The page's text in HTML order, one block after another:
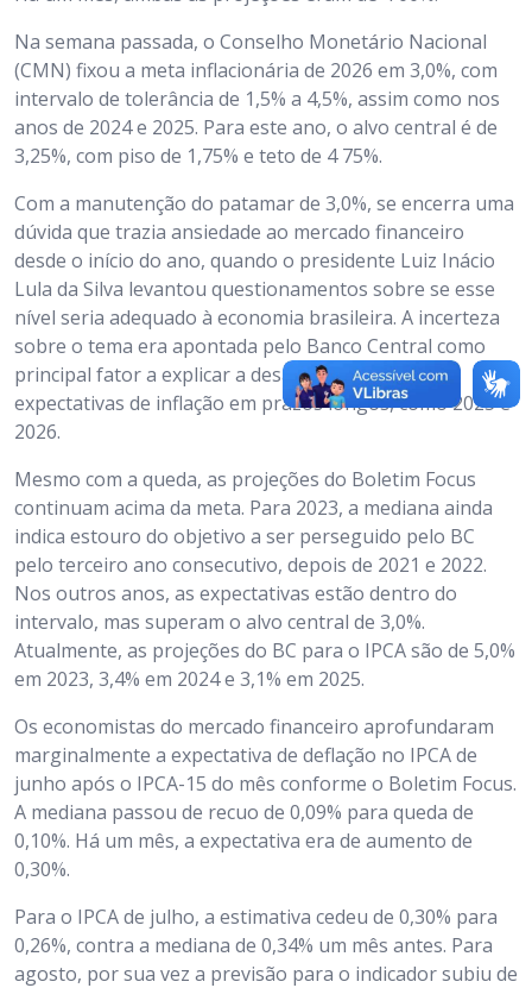
Na semana passada, o Conselho Monetário Nacional
(CMN) fixou a meta inflacionária de 2026 em 3,0%, com
intervalo de tolerância de 1,5% a 4,5%, assim como nos
anos de 2024 e 2025. Para este ano, o alvo central é de
3,25%, com piso de 1,75% e teto de 4 75%.
Com a manutenção do patamar de 3,0%, se encerra uma
dúvida que trazia ansiedade ao mercado financeiro
desde o início do ano, quando o presidente Luiz Inácio
Lula da Silva levantou questionamentos sobre se esse
nível seria adequado à economia brasileira. A incerteza
sobre o tema era apontada pelo Banco Central como
principal fator a explicar a desancoragem das
expectativas de inflação em prazos longos, como 2025 e
2026.
Mesmo com a queda, as projeções do Boletim Focus
continuam acima da meta. Para 2023, a mediana ainda
indica estouro do objetivo a ser perseguido pelo BC
pelo terceiro ano consecutivo, depois de 2021 e 2022.
Nos outros anos, as expectativas estão dentro do
intervalo, mas superam o alvo central de 3,0%.
Atualmente, as projeções do BC para o IPCA são de 5,0%
em 2023, 3,4% em 2024 e 3,1% em 2025.
Os economistas do mercado financeiro aprofundaram
marginalmente a expectativa de deflação no IPCA de
junho após o IPCA-15 do mês conforme o Boletim Focus.
A mediana passou de recuo de 0,09% para queda de
0,10%. Há um mês, a expectativa era de aumento de
0,30%.
Para o IPCA de julho, a estimativa cedeu de 0,30% para
0,26%, contra a mediana de 0,34% um mês antes. Para
agosto, por sua vez a previsão para o indicador subiu de